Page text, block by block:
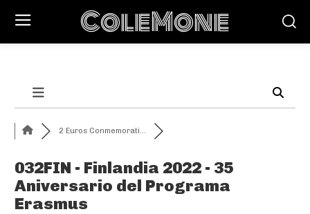
ColeMone
2 Euros Conmemorati...
032FIN - Finlandia 2022 - 35
Aniversario del Programa
Erasmus